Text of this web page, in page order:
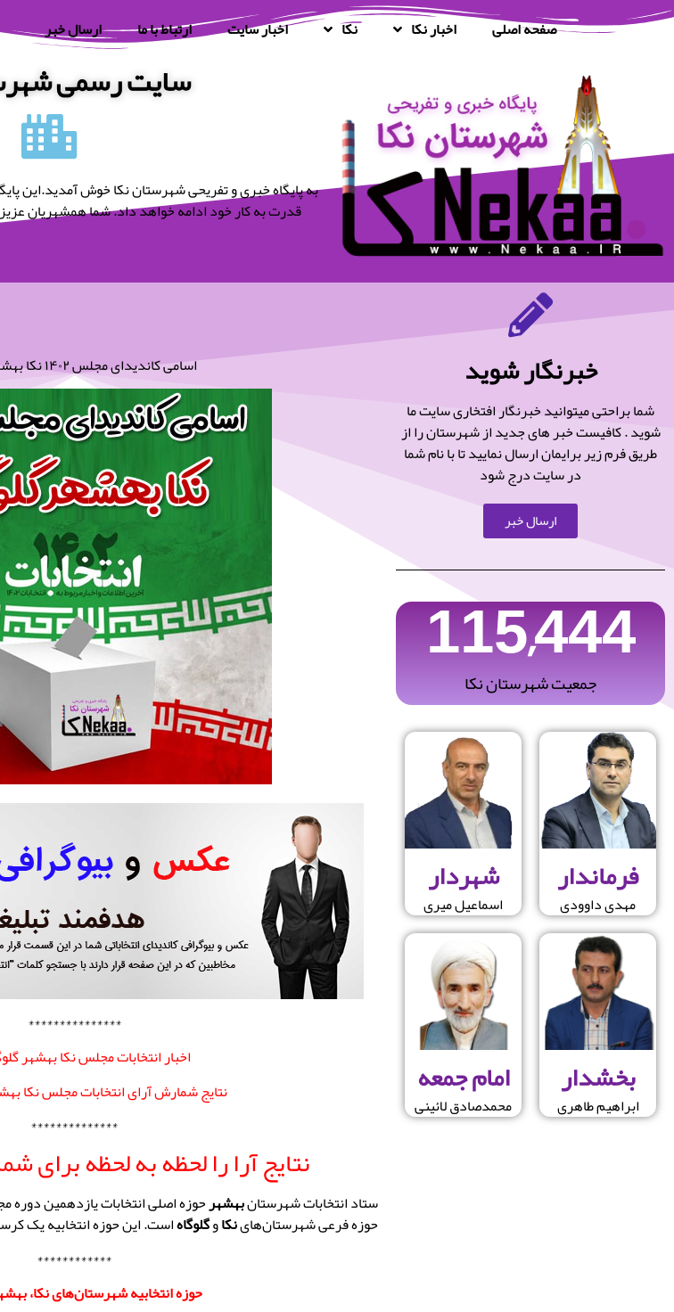
صفحه اصلی اخبار نکا نکا اخبار سایت ارتباط با ما ارسال خبر
سایت رسمی
قدرت به کار خود ادامه خواهد داد. شما همشهریان عزیز
خبرنگار شوید
شما براحتی میتوانید خبرنگار افتخاری سایت ما
شوید . کافیست خبر های جدید از شهرستان را از
طریق فرم زیر برایمان ارسال نمایید تا با نام شما
در سایت درج شود
ارسال خبر
115,444
جمعیت شهرستان نکا
فرماندار
مهدی داوودی
بخشدار
ابراهیم طاهری
شهردار
اسماعیل میری
امام جمعه
محمدصادق لائینی
اسامی کاندیدای مجلس ۱۴۰۲ نکا بهشهر گلوگاه
***************
اخبار انتخابات مجلس نکا بهشهر گلوگاه
نتایج شمارش آرای انتخابات مجلس نکا بهشهر
**************
نتایج آرا را لحظه به لحظه برای
ستاد انتخابات شهرستانبهشهرحوزه اصلی انتخابات یازدهمین
حوزه فرعی شهرستان‌هاینکاوگلوگاهاست. این حوزه انتخابیه یک
************
حوزه انتخابیه شهرستان‌های نکا،